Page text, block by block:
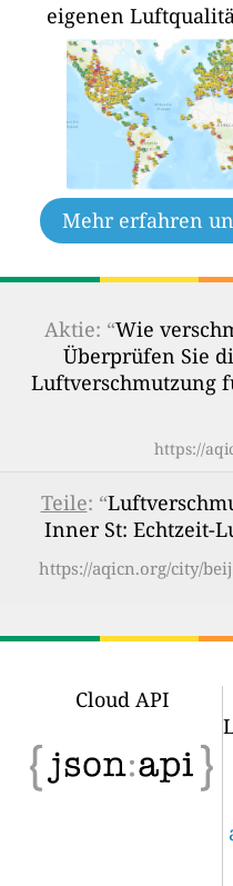
eigenen
Mehr erfahren
Aktie: “Wie
Überprüfen Sie
Luftverschmutzung
https://
Teile: “
Inner St: Echtzeit-
https://aqicn.org/city/
Cloud API